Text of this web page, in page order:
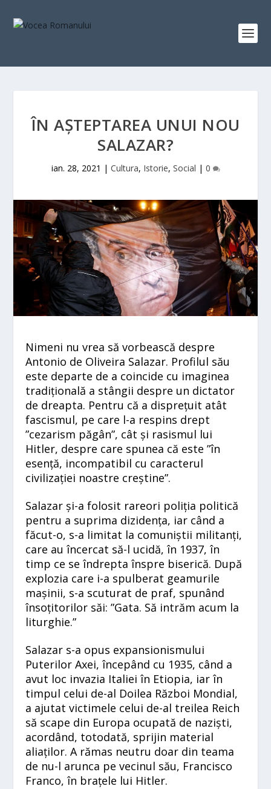
ÎN AȘTEPTAREA UNUI NOU
SALAZAR?
ian. 28, 2021 | Cultura, Istorie, Social | 0
Nimeni nu vrea să vorbească despre
Antonio de Oliveira Salazar. Profilul său
este departe de a coincide cu imaginea
tradițională a stângii despre un dictator
de dreapta. Pentru că a disprețuit atât
fascismul, pe care l-a respins drept
”cezarism păgân”, cât și rasismul lui
Hitler, despre care spunea că este ”în
esență, incompatibil cu caracterul
civilizației noastre creștine”.
Salazar și-a folosit rareori poliția politică
pentru a suprima dizidența, iar când a
făcut-o, s-a limitat la comuniștii militanți,
care au încercat să-l ucidă, în 1937, în
timp ce se îndrepta înspre biserică. După
explozia care i-a spulberat geamurile
mașinii, s-a scuturat de praf, spunând
însoțitorilor săi: ”Gata. Să intrăm acum la
liturghie.”
Salazar s-a opus expansionismului
Puterilor Axei, începând cu 1935, când a
avut loc invazia Italiei în Etiopia, iar în
timpul celui de-al Doilea Război Mondial,
a ajutat victimele celui de-al treilea Reich
să scape din Europa ocupată de naziști,
acordând, totodată, sprijin material
aliaților. A rămas neutru doar din teama
de nu-l arunca pe vecinul său, Francisco
Franco, în brațele lui Hitler.